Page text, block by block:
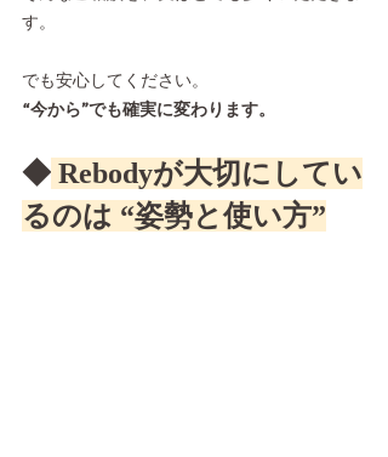
す。
でも安心してください。
“今から”でも確実に変わります。
◆ Rebodyが大切にしてい
るのは “姿勢と使い方”